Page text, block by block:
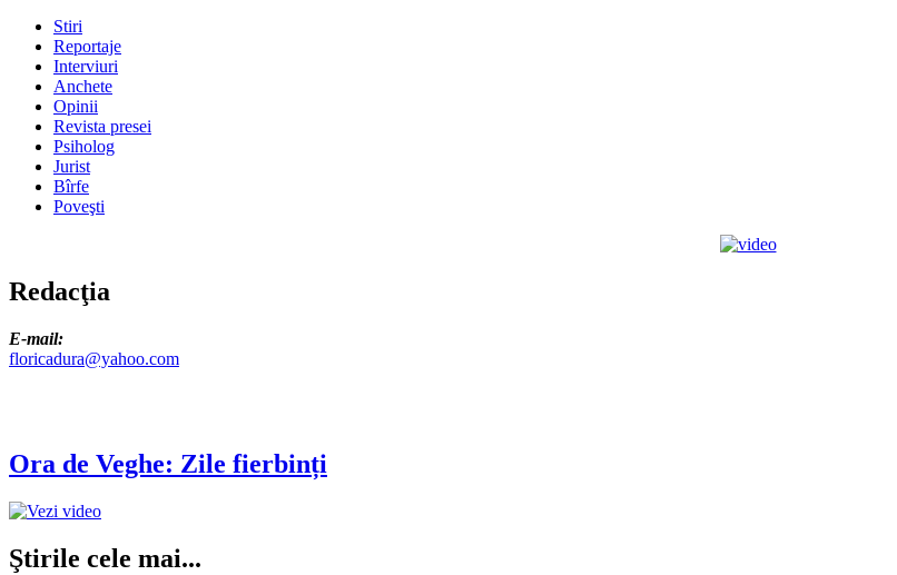
Stiri
Reportaje
Interviuri
Anchete
Opinii
Revista presei
Psiholog
Jurist
Bîrfe
Poveşti
Redacţia
E-mail:
floricadura@yahoo.com
Ora de Veghe: Zile fierbinți
Ştirile cele mai...